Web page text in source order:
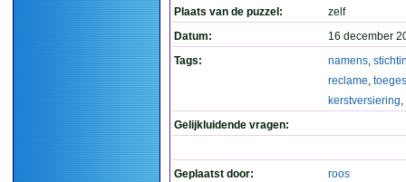
Plaats van de puzzel:
zelf
Datum:
16 december
Tags:
namens,
reclame,
kerstversiering,
Gelijkluidende vragen:
Geplaatst door: roos